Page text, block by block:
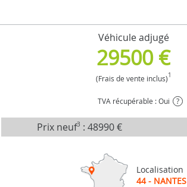
Véhicule adjugé
29500 €
(Frais de vente inclus)1
TVA récupérable : Oui ?
Prix neuf3 :48990 €
Localisation
44 - NANTES